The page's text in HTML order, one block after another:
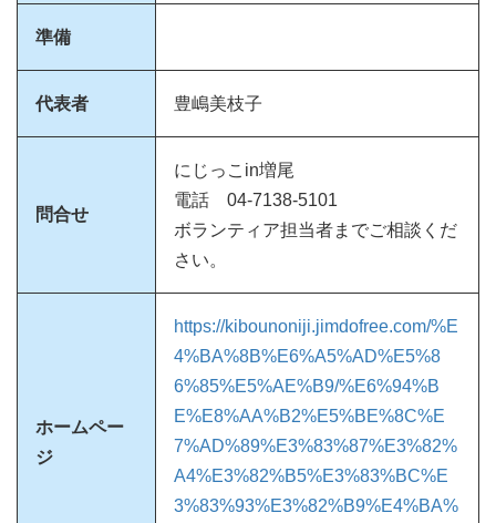
準備
代表者 豊嶋美枝子
問合せ
にじっこin増尾
電話 04-7138-5101
ボランティア担当者までご相談くだ
さい。
ホームペー
ジ
https://kibounoniji.jimdofree.com/%E
4%BA%8B%E6%A5%AD%E5%8
6%85%E5%AE%B9/%E6%94%B
E%E8%AA%B2%E5%BE%8C%E
7%AD%89%E3%83%87%E3%82%
A4%E3%82%B5%E3%83%BC%E
3%83%93%E3%82%B9%E4%BA%